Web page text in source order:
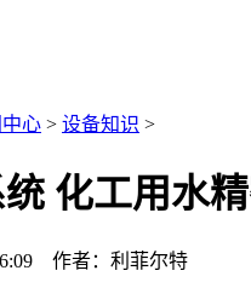
心 > 设备知识 >
化工用水
作者：利菲尔特